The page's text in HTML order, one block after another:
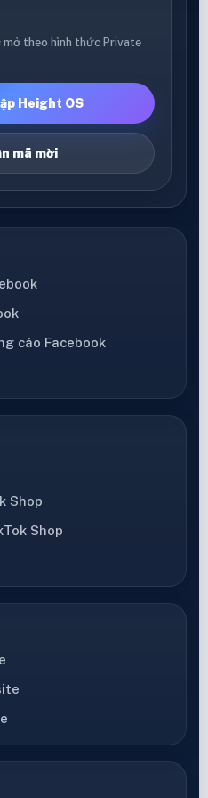
theo hình thức Private
Height OS
mã mời
cáo Facebook
Shop
Shop